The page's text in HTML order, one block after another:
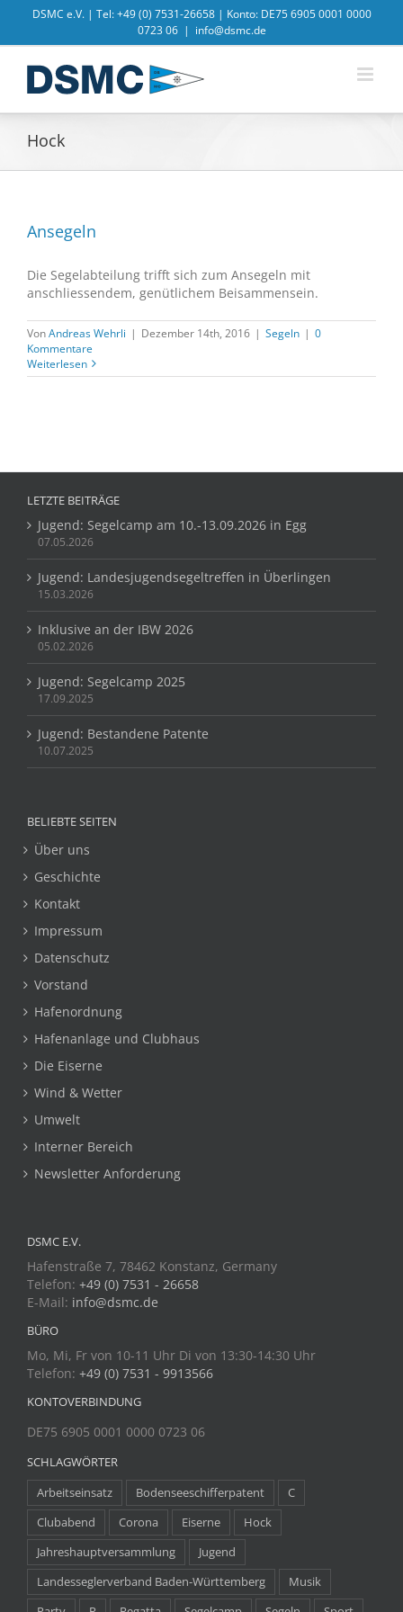
springen
DSMC e.V. | Tel: +49 (0) 7531-26658 | Konto: DE75 6905 0001 0000
0723 06 | info@dsmc.de
Hock
Ansegeln
Die Segelabteilung trifft sich zum Ansegeln mit
anschliessendem, genütlichem Beisammensein.
VonAndreas Wehrli | Dezember 14th, 2016 | Segeln | 0
Kommentare
Weiterlesen
LETZTE BEITRÄGE
Jugend: Segelcamp am 10.-13.09.2026 in Egg
07.05.2026
Jugend: Landesjugendsegeltreffen in Überlingen
15.03.2026
Inklusive an der IBW 2026
05.02.2026
Jugend: Segelcamp 2025
17.09.2025
Jugend: Bestandene Patente
10.07.2025
BELIEBTE SEITEN
Über uns
Geschichte
Kontakt
Impressum
Datenschutz
Vorstand
Hafenordnung
Hafenanlage und Clubhaus
Die Eiserne
Wind & Wetter
Umwelt
Interner Bereich
Newsletter Anforderung
DSMC E.V.
Hafenstraße 7, 78462 Konstanz, Germany
Telefon: +49 (0) 7531 - 26658
E-Mail: info@dsmc.de
BÜRO
Mo, Mi, Fr von 10-11 Uhr Di von 13:30-14:30 Uhr
Telefon: +49 (0) 7531 - 9913566
KONTOVERBINDUNG
DE75 6905 0001 0000 0723 06
SCHLAGWÖRTER
Arbeitseinsatz Bodenseeschifferpatent
C
Clubabend
Corona Eiserne
Hock
Jahreshauptversammlung
Jugend
Landesseglerverband Baden-Württemberg
Musik